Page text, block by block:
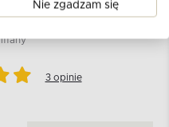
Salaterka
3 opinie
Nie zgadzam się